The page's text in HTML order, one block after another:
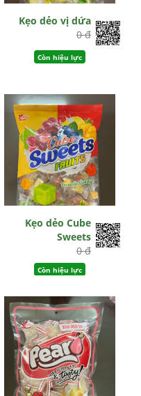
Kẹo dẻo vị dứa
0 đ
Còn hiệu lực
Kẹo dẻo Cube
Sweets
0 đ
Còn hiệu lực